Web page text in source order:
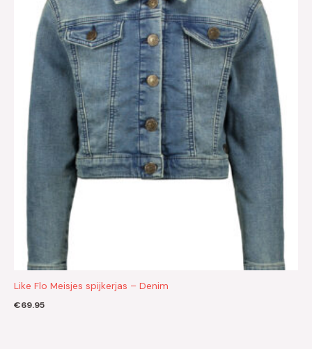
Like Flo Meisjes spijkerjas – Denim
€69.95